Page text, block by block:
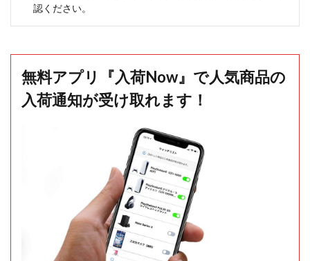
認ください。
無料アプリ『入荷Now』で人気商品の
入荷通知が受け取れます！